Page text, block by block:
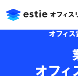
オフィ
オフィ